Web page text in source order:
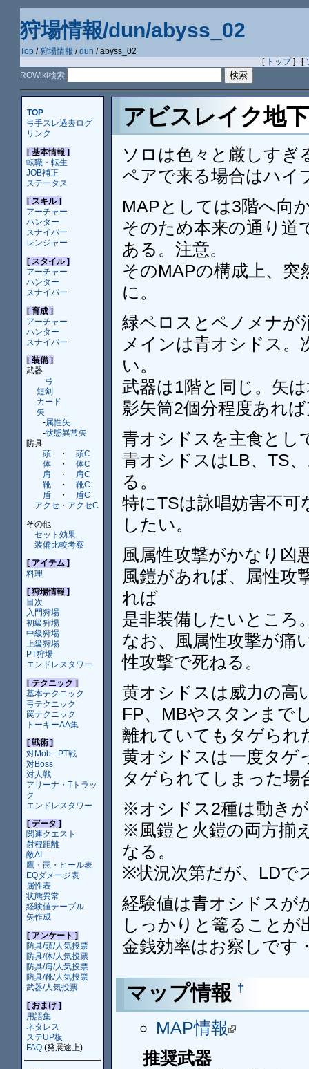
狩場情報/dun/abyss_02
Top /狩場情報 /dun / abyss_02
[ トップ] [
ROWiki検索
TOP
弓手スレ過去ログ
リンク
[ 基本情報 ]
転職・転生
JOB補正
ステータス
[ スキル ]
アーチャー
ハンター
スナイパー
レンジャー
[ スタイル ]
アーチャー
ハンター
スナイパー
[ 育成 ]
アーチャー
ハンター
スナイパー
[ 装備 ]
武器
弓
短剣
カード
矢
-属性矢
-状態異常矢
防具
頭
・
頭C
体
・
体C
肩
・
肩C
靴
・
靴C
盾
・
盾C
アクセ ・ アクセC
その他
セット効果
装備比較考察
[ アイテム ]
料理
[ 狩場情報 ]
目次
入門狩場
初級狩場
中級狩場
上級狩場
PT狩場
エンドレスタワー
[ テクニック ]
基本テクニック
弓テクニック
罠テクニック
トーキーAA集
[ 戦術 ]
対Mob - PT戦
対Boss
対人戦
アリーナ・Tトラッ
ク
エンドレスタワー
[ データ ]
関連クエスト
射程距離
敵AI
鷹・罠・ヒール表
EQダメージ表
属性表
状態異常
経験値テーブル
矢作成
[ アンケート ]
防具/頭/人気投票
防具/体/人気投票
防具/肩/人気投票
防具/靴/人気投票
武器/人気投票
[ おまけ ]
用語集
ネタレス
ステUP板
FAQ(発展途上)
アビスレイク地
ソロは色々と厳しすぎ
ペアで来る場合はハイ
MAPとしては3階へ向
そのため本来の通り道
ある。注意。
そのMAPの構成上、
に。
緑ペロスとペノメナが
メインは青オシドス
い。
武器は1階と同じ。矢
影矢筒2個分程度あれ
青オシドスを主食とし
青オシドスはLB、TS
る。
特にTSは詠唱妨害不
したい。
風属性攻撃がかなり凶
風鎧があれば、属性攻
れば
是非装備したいところ
なお、風属性攻撃が痛
性攻撃で死ねる。
黄オシドスは威力の高
FP、MBやスタンまで
離れていてもタゲられ
黄オシドスは一度タゲ
タゲられてしまった
※オシドス2種は動き
※風鎧と火鎧の両方揃
なる。
※状況次第だが、LDで
経験値は青オシドスが
しっかりと篭ること
金銭効率はお察しです
マップ情報 †
MAP情報
推奨武器